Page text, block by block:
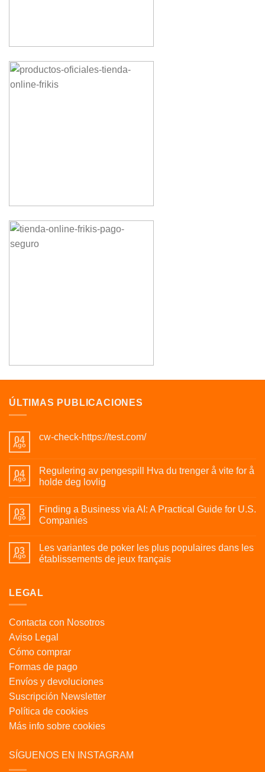
ÚLTIMAS PUBLICACIONES
04
Ago
cw-check-https://test.com/
04
Ago
Regulering av pengespill Hva du trenger å vite for å
holde deg lovlig
03
Ago
Finding a Business via AI: A Practical Guide for U.S.
Companies
03
Ago
Les variantes de poker les plus populaires dans les
établissements de jeux français
LEGAL
Contacta con Nosotros
Aviso Legal
Cómo comprar
Formas de pago
Envíos y devoluciones
Suscripción Newsletter
Política de cookies
Más info sobre cookies
SÍGUENOS EN INSTAGRAM